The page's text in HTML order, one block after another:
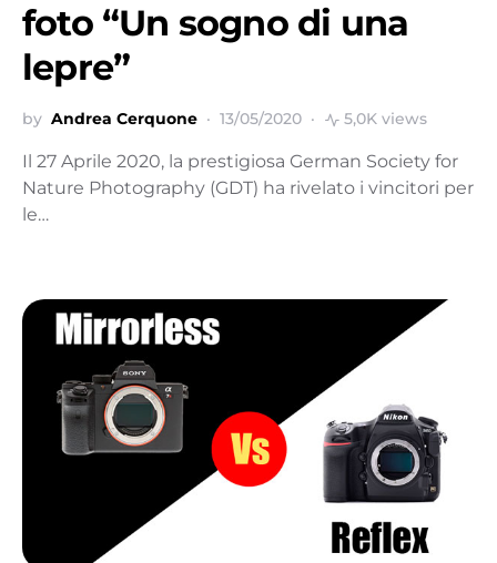
foto “Un sogno di una
lepre”
by Andrea Cerquone 13/05/2020 5,0K views
Il 27 Aprile 2020, la prestigiosa German Society for
Nature Photography (GDT) ha rivelato i vincitori per
le…